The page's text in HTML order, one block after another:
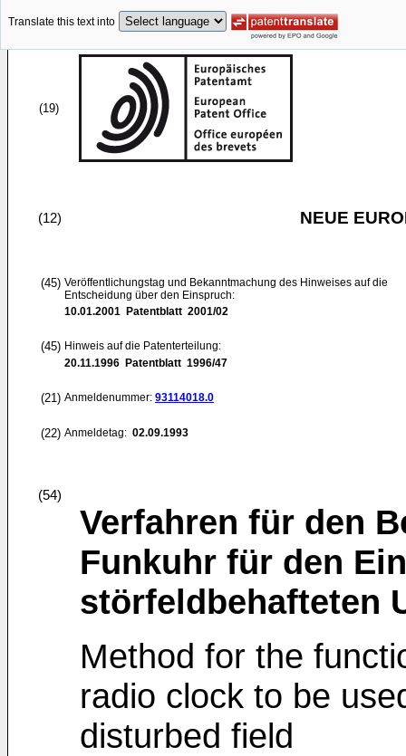
Translate this text into
(19)
(12) NEUE
(45) Veröffentlichungstag und Bekanntmachung des Hinweises auf die
Entscheidung über den Einspruch:
10.01.2001 Patentblatt 2001/02
(45) Hinweis auf die Patenterteilung:
20.11.1996 Patentblatt 1996/47
(21) Anmeldenummer: 93114018.0
(22) Anmeldetag: 02.09.1993
(54)
Verfahren für den
Funkuhr für den
störfeldbehafteten
Method for the
radio clock to be
disturbed field